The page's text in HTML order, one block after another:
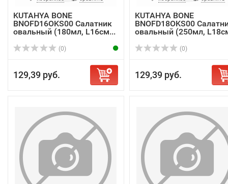
KUTAHYA BONE
BNOFD16OKS00 Салатник
овальный (180мл, L16см...
(0)
129,39 руб.
KUTAHYA BONE
BNOFD18OKS00
овальный (250мл,
(0)
129,39 руб.